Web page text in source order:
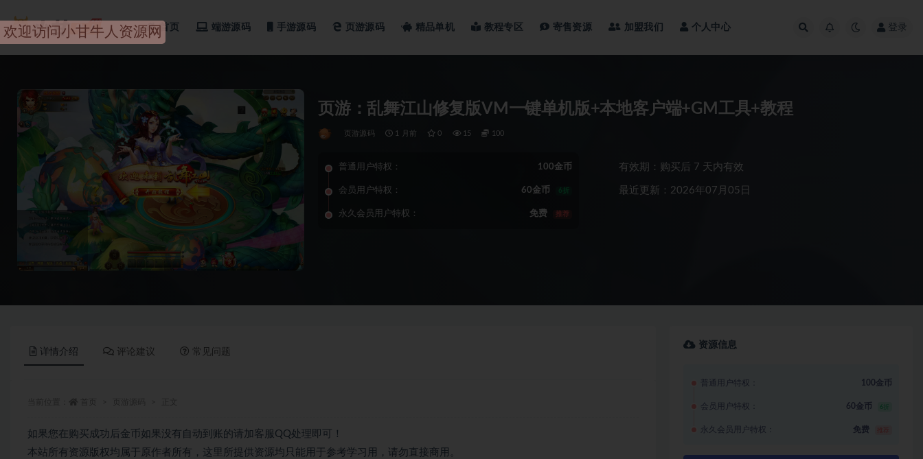
首页 端游源码 手游源码 页游源码 精品单机 教程专区 寄售资源 加盟我们 个人中心 登录
页游：乱舞江山修复版VM一键单机版+本地客户端+GM工具+教程
页游源码 1 月前 0 15 100
普通用户特权： 100金币
会员用户特权： 60金币 6折
永久会员用户特权： 免费 推荐
有效期：购买后 7 天内有效
最近更新：2026年07月05日
详情介绍 评论建议 常见问题
如果您在购买成功后金币如果没有自动到账的请加客服QQ处理即可！
本站所有资源版权均属于原作者所有，这里所提供资源均只能用于参考学习用，请勿直接商用。
资源信息
普通用户特权： 100金币
会员用户特权： 60金币 6折
永久会员用户特权： 免费